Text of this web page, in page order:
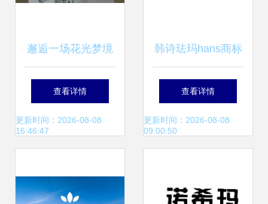
邂逅一场花光梦境
玛亚科布雏菊梦境
女士淡香水穿越导
查看详情
更新时间：2026-08-08
16:46:47
韩诗珐玛hans商标
注册第3类日化用
品类信息查询及状
查看详情
更新时间：2026-08-08
09:00:50